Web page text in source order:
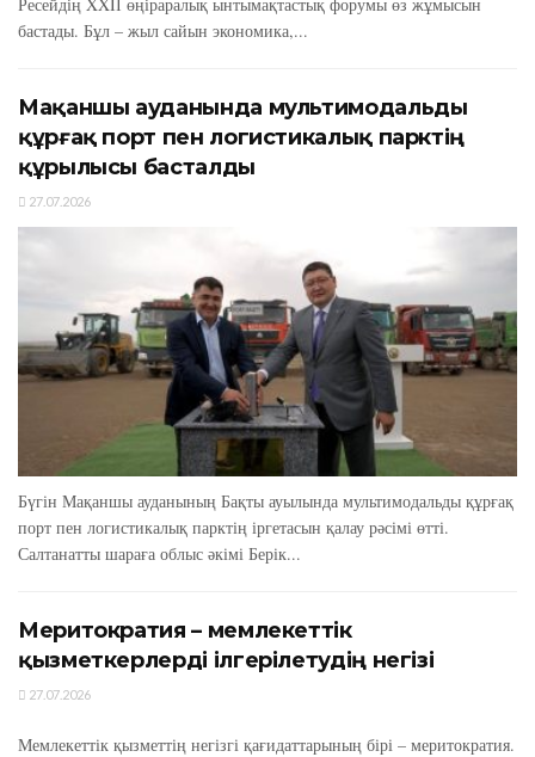
бастады. Бұл – жыл сайын экономика,...
Мақаншы ауданында мультимодальды
құрғақ порт пен логистикалық парктің
құрылысы басталды
27.07.2026
Бүгін Мақаншы ауданының Бақты ауылында мультимодальды құрғақ
порт пен логистикалық парктің іргетасын қалау рәсімі өтті.
Салтанатты шараға облыс әкімі Берік...
Меритократия – мемлекеттік
қызметкерлерді ілгерілетудің негізі
27.07.2026
Мемлекеттік қызметтің негізгі қағидаттарының бірі – меритократия.